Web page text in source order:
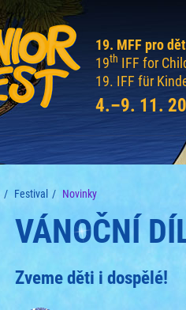
19. MFF pro
19th IFF for
19. IFF für
4.–9. 11.
Festival Novinky
VÁNOČNÍ
Zveme děti i dospělé!